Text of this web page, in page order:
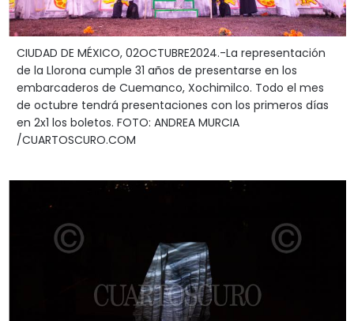
CIUDAD DE MÉXICO, 02OCTUBRE2024.-La representación
de la Llorona cumple 31 años de presentarse en los
embarcaderos de Cuemanco, Xochimilco. Todo el mes
de octubre tendrá presentaciones con los primeros días
en 2x1 los boletos. FOTO: ANDREA MURCIA
/CUARTOSCURO.COM